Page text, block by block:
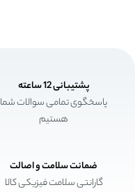
پشتیبانی 12 ساعته
پاسخگوی تمامی سوالات شما
هستیم
ضمانت سلامت و اصالت
گارانتی سلامت فیزیکی کالا